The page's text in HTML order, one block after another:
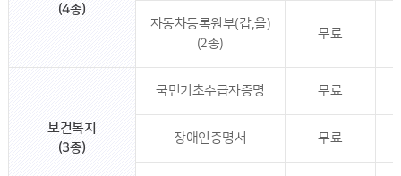
(4종)
자동차등록원부(갑,을)
(2종)
무료
보건복지
(3종)
국민기초수급자증명 무료
장애인증명서 무료